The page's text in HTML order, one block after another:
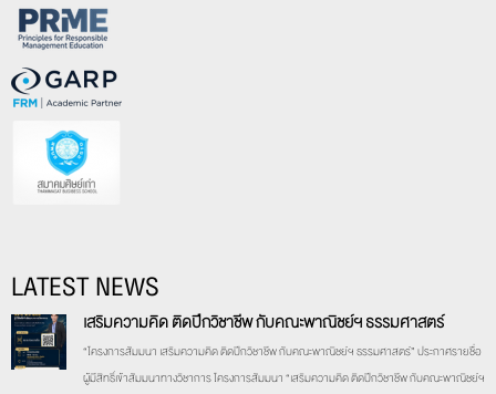
LATEST NEWS
เสริมความคิด ติดปีกวิชาชีพ กับคณะพาณิชย์ฯ ธรรมศาสตร์
“โครงการสัมมนา เสริมความคิด ติดปีกวิชาชีพ กับคณะพาณิชย์ฯ ธรรมศาสตร์” ประกาศรายชื่อ
ผู้มีสิทธิ์เข้าสัมมนาทางวิชาการ โครงการสัมมนา “เสริมความคิด ติดปีกวิชาชีพ กับคณะพาณิชย์ฯ